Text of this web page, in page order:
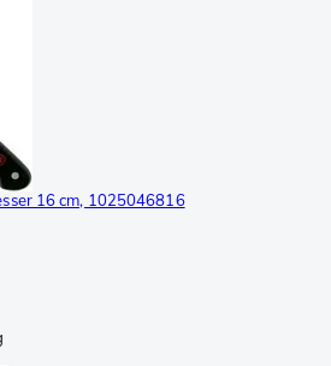
16 cm, 1025046816